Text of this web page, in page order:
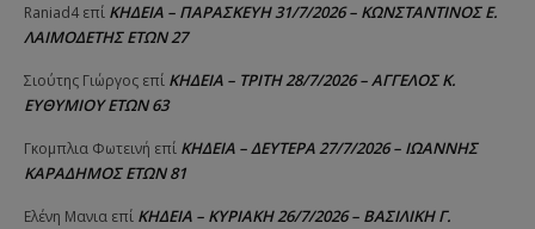
Raniad4 επί ΚΗΔΕΙΑ – ΠΑΡΑΣΚΕΥΗ 31/7/2026 – ΚΩΝΣΤΑΝΤΙΝΟΣ Ε.
ΛΑΙΜΟΔΕΤΗΣ ΕΤΩΝ 27
Σιούτης Γιώργος επί ΚΗΔΕΙΑ – ΤΡΙΤΗ 28/7/2026 – ΑΓΓΕΛΟΣ Κ.
ΕΥΘΥΜΙΟΥ ΕΤΩΝ 63
Γκομπλια Φωτεινή επί ΚΗΔΕΙΑ – ΔΕΥΤΕΡΑ 27/7/2026 – ΙΩΑΝΝΗΣ
ΚΑΡΑΔΗΜΟΣ ΕΤΩΝ 81
Ελένη Μανια επί ΚΗΔΕΙΑ – ΚΥΡΙΑΚΗ 26/7/2026 – ΒΑΣΙΛΙΚΗ Γ.